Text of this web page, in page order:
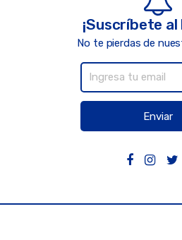
¡Suscríbete
No te pierdas de
Enviar